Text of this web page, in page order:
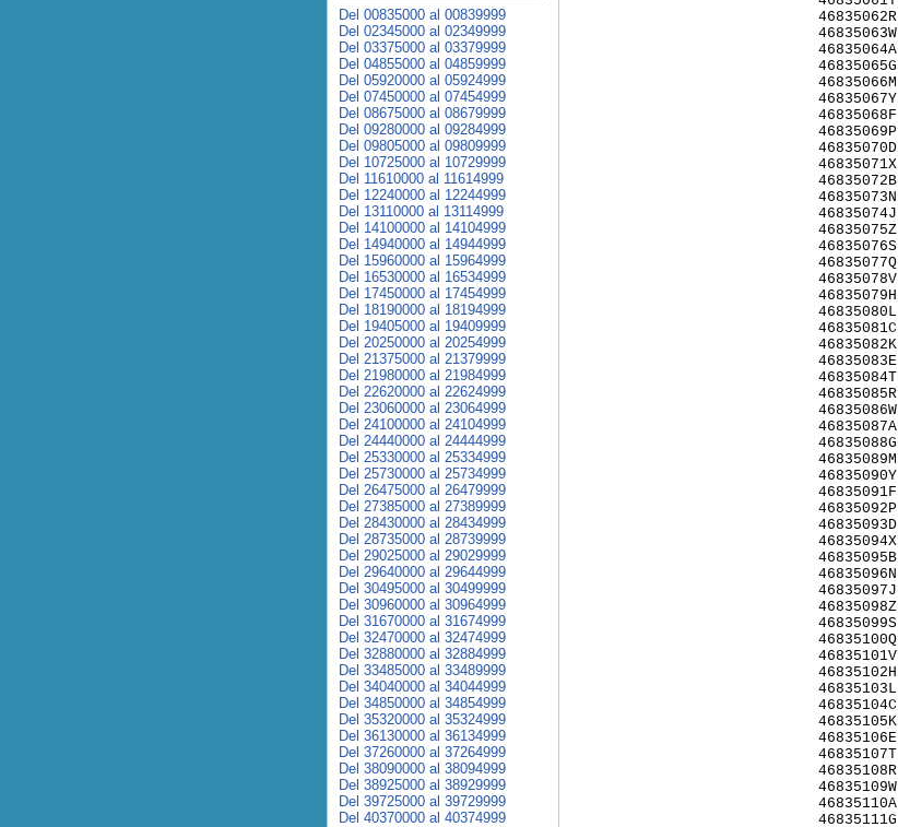
46835062R
46835063W
46835064A
46835065G
46835066M
46835067Y
46835068F
46835069P
46835070D
46835071X
46835072B
46835073N
46835074J
46835075Z
46835076S
46835077Q
46835078V
46835079H
46835080L
46835081C
46835082K
46835083E
46835084T
46835085R
46835086W
46835087A
46835088G
46835089M
46835090Y
46835091F
46835092P
46835093D
46835094X
46835095B
46835096N
46835097J
46835098Z
46835099S
46835100Q
46835101V
46835102H
46835103L
46835104C
46835105K
46835106E
46835107T
46835108R
46835109W
46835110A
46835111G
Del 00835000 al 00839999
Del 02345000 al 02349999
Del 03375000 al 03379999
Del 04855000 al 04859999
Del 05920000 al 05924999
Del 07450000 al 07454999
Del 08675000 al 08679999
Del 09280000 al 09284999
Del 09805000 al 09809999
Del 10725000 al 10729999
Del 11610000 al 11614999
Del 12240000 al 12244999
Del 13110000 al 13114999
Del 14100000 al 14104999
Del 14940000 al 14944999
Del 15960000 al 15964999
Del 16530000 al 16534999
Del 17450000 al 17454999
Del 18190000 al 18194999
Del 19405000 al 19409999
Del 20250000 al 20254999
Del 21375000 al 21379999
Del 21980000 al 21984999
Del 22620000 al 22624999
Del 23060000 al 23064999
Del 24100000 al 24104999
Del 24440000 al 24444999
Del 25330000 al 25334999
Del 25730000 al 25734999
Del 26475000 al 26479999
Del 27385000 al 27389999
Del 28430000 al 28434999
Del 28735000 al 28739999
Del 29025000 al 29029999
Del 29640000 al 29644999
Del 30495000 al 30499999
Del 30960000 al 30964999
Del 31670000 al 31674999
Del 32470000 al 32474999
Del 32880000 al 32884999
Del 33485000 al 33489999
Del 34040000 al 34044999
Del 34850000 al 34854999
Del 35320000 al 35324999
Del 36130000 al 36134999
Del 37260000 al 37264999
Del 38090000 al 38094999
Del 38925000 al 38929999
Del 39725000 al 39729999
Del 40370000 al 40374999